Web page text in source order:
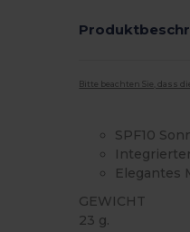
Bitte beachten Sie, dass
SPF10
Elegantes
GEWICHT
23 g.